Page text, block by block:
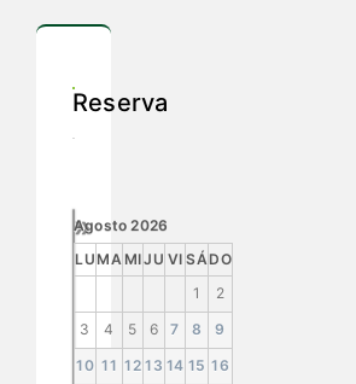
Reserva
»
Agosto 2026
LUMA MIJU VI SÁDO
1
2
3
4 5 6 7 8
9
10 11 12 13 14 15 16